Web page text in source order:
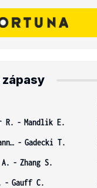
R. - Mandlik E.
Ryan Ziegann S. - Gadecki T.
- Zhang S.
- Gauff C.